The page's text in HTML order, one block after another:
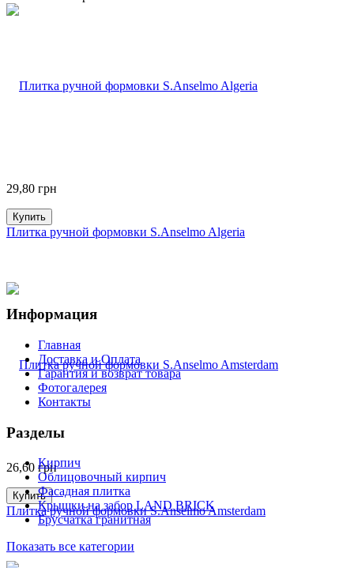
29,80 грн
Купить
Плитка ручной формовки S.Anselmo Algeria
26,60 грн
Купить
Плитка ручной формовки S.Anselmo Amsterdam
Информация
Главная
Доставка и Оплата
Гарантия и возврат товара
Фотогалерея
Контакты
Разделы
Кирпич
Облицовочный кирпич
Фасадная плитка
Крышки на забор LAND BRICK
Брусчатка гранитная
Показать все категории